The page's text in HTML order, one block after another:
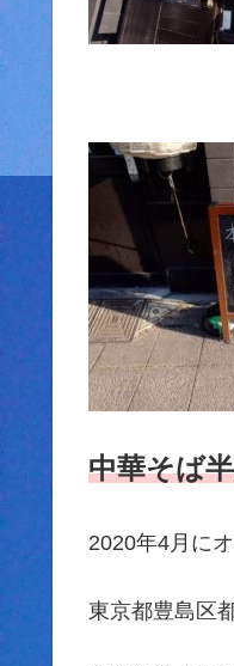
中華そば
2020年4月に
東京都豊島区